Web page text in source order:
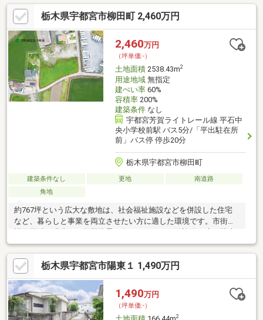
大学陽東キャンパス」停留場 自転車約5分(1.7km)■チバコーヒー
徒歩18分(1.3km)■イチマルイイヒ 徒歩12分(900m)■宇都宮市立石
井保育園 徒歩7分(約27m)お金のプロがオリジナルのライフプラン
「みらい家計簿」を無料で作成し、ご夫婦の賢い選択をサポート
します。資料請求または見学予約からお気軽にお問い合わせくだ
さい。
栃木県宇都宮市柳田町 2,460万円
2,460万円
（坪単価:-）
土地面積2538.43m2
用途地域無指定
建ぺい率60%
容積率200%
建築条件なし
宇都宮芳賀ライトレール線 平石中
央小学校前駅 バス5分/「平出駐在所
前」バス停 停歩20分
栃木県宇都宮市柳田町
建築条件なし 更地
南道路
角地
約767坪という広大な敷地は、社会福祉施設などを併設した住宅
など、暮らしと事業を両立させたい方に適した環境です。市街化
調整区域の緑豊かな田園風景に包まれながら、送迎用の広い駐車
場を確保しつつ、プライベートな居住空間や農園スペースも十分
に配置できます。宇都宮芳賀ライトレール線の駅へは自転車を利
用すればスムーズにアクセスでき、ゆいの杜の大型スーパー等へ
も車で7分と利便性も良好です。自然の恵みを感じながら、理想の
職住一体の拠点づくりをここから始めてみませんか。詳細はお気
軽にお問い合わせくださいね！調整区域につき開発許可費用有
り。現況渡しとなります。
栃木県宇都宮市陽東１ 1,490万円
1,490万円
（坪単価:-）
2